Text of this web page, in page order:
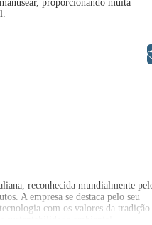
proporcionando muita
reconhecida mundialmente
A empresa se destaca pelo seu
com os valores da tradição